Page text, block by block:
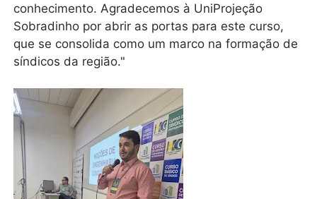
conhecimento. Agradecemos à UniProjeção
Sobradinho por abrir as portas para este curso,
que se consolida como um marco na formação de
síndicos da região."